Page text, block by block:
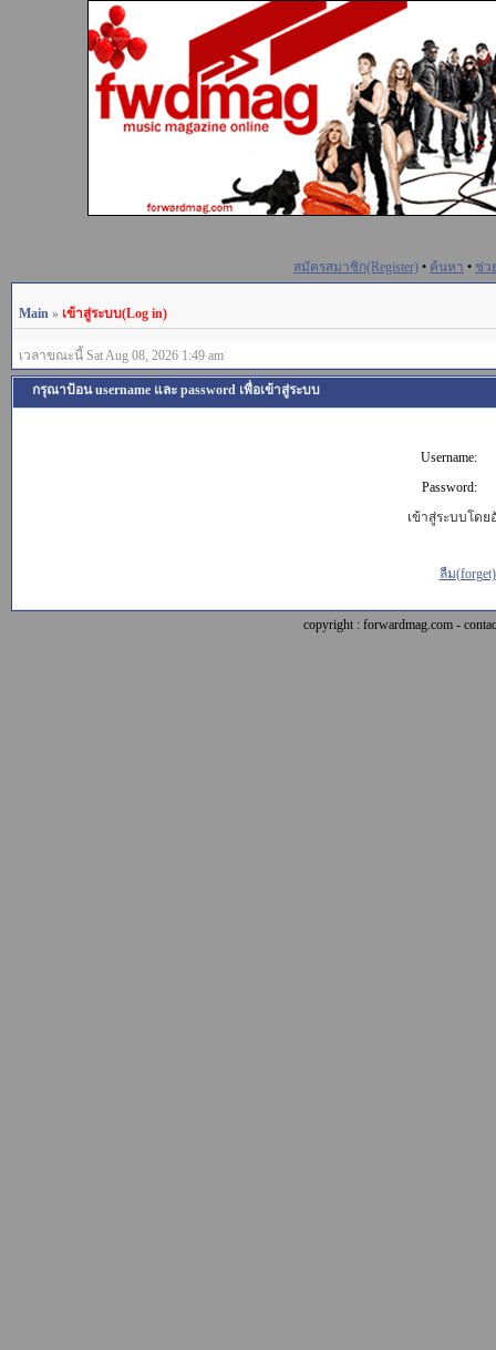
สมัครสมาชิก(Register) • ค้นหา • ช่ว
Main » เข้าสู่ระบบ(Log in)
เวลาขณะนี้ Sat Aug 08, 2026 1:49 am
กรุณาป้อน username และ password เพื่อเข้าสู่ระบบ
Username:
Password:
เข้าสู่ระบบโดย
ลืม
copyright : forwardmag.com -